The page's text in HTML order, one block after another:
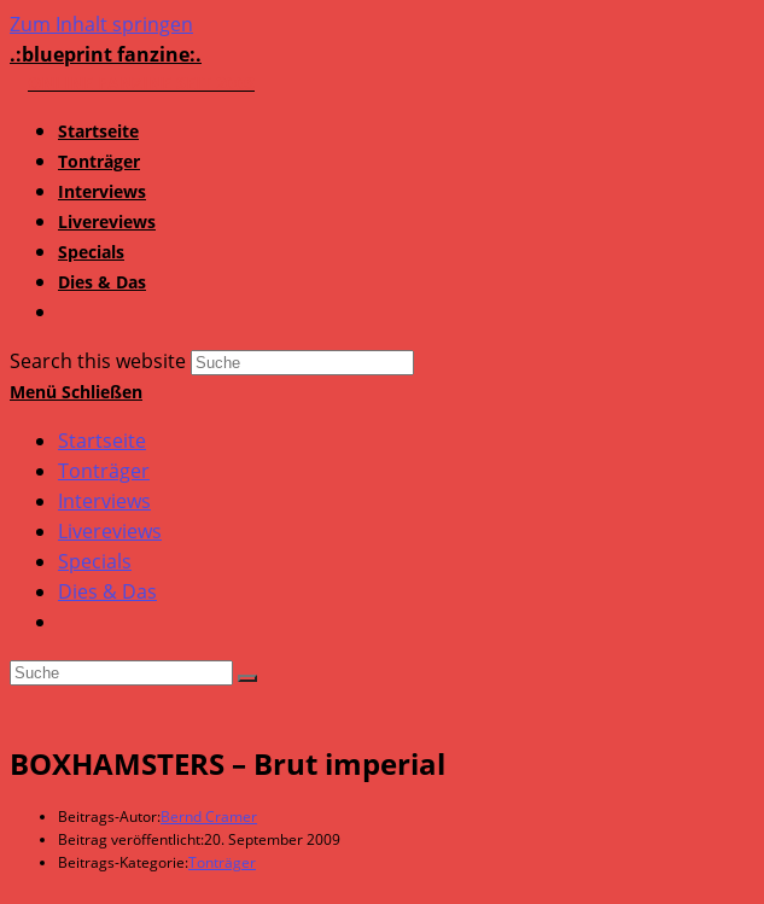
Zum Inhalt springen
.:blueprint fanzine:.
Startseite
Tonträger
Interviews
Livereviews
Specials
Dies & Das
Search this website
Menü Schließen
Startseite
Tonträger
Interviews
Livereviews
Specials
Dies & Das
BOXHAMSTERS – Brut imperial
Beitrags-Autor:Bernd Cramer
Beitrag veröffentlicht:20. September 2009
Beitrags-Kategorie:Tonträger